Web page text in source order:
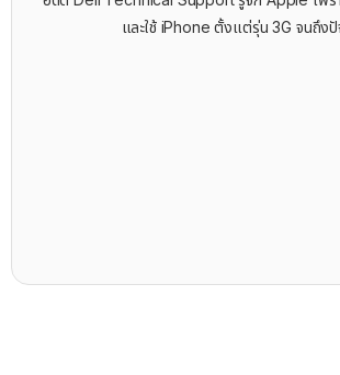
และใช้ iPhone ตั้งแต่รุ่น 3G จนถึง